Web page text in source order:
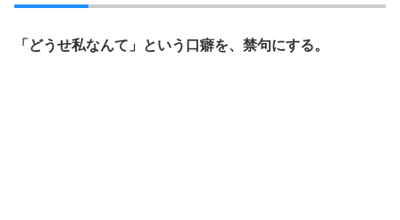
「どうせ私なんて」という口癖を、禁句にする。